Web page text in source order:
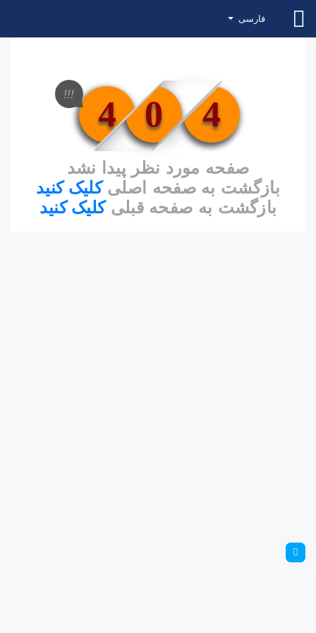
فارسی
4 0 4
!!!
صفحه مورد نظر پیدا نشد
بازگشت به صفحه اصلیکلیک کنید
بازگشت به صفحه قبلیکلیک کنید